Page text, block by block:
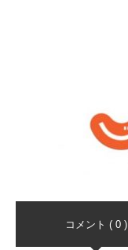
コメント ( 0 )